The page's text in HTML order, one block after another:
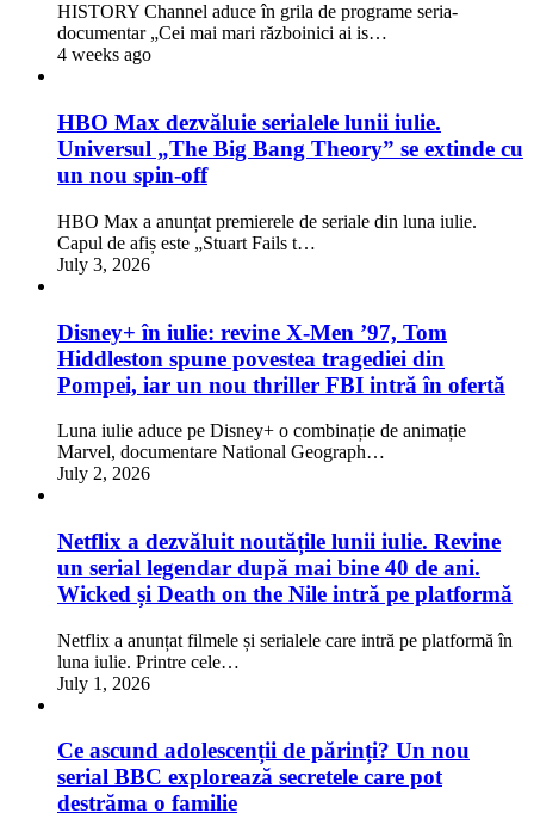
HISTORY Channel aduce în grila de programe seria-
documentar „Cei mai mari războinici ai is…
4 weeks ago
HBO Max dezvăluie serialele lunii iulie.
Universul „The Big Bang Theory” se extinde cu
un nou spin-off
HBO Max a anunțat premierele de seriale din luna iulie.
Capul de afiș este „Stuart Fails t…
July 3, 2026
Disney+ în iulie: revine X-Men ’97, Tom
Hiddleston spune povestea tragediei din
Pompei, iar un nou thriller FBI intră în ofertă
Luna iulie aduce pe Disney+ o combinație de animație
Marvel, documentare National Geograph…
July 2, 2026
Netflix a dezvăluit noutățile lunii iulie. Revine
un serial legendar după mai bine 40 de ani.
Wicked și Death on the Nile intră pe platformă
Netflix a anunțat filmele și serialele care intră pe platformă în
luna iulie. Printre cele…
July 1, 2026
Ce ascund adolescenții de părinți? Un nou
serial BBC explorează secretele care pot
destrăma o familie